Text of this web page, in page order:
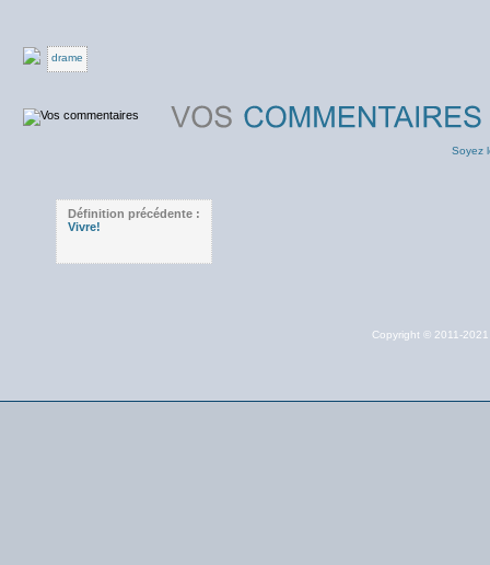
drame
Soyez
Définition précédente :
Vivre!
Copyright © 2011-